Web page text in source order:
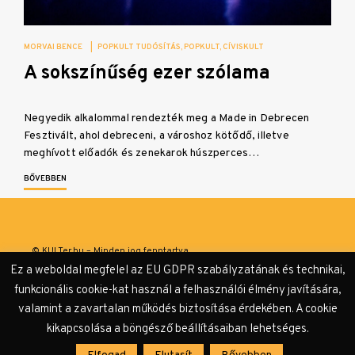
MORVAI BENCE POPKULT TUDÓSÍTÁS POPKULT CÍVISKULT
A sokszínűség ezer szólama
Negyedik alkalommal rendezték meg a Made in Debrecen
Fesztivált, ahol debreceni, a városhoz kötődő, illetve
meghívott előadók és zenekarok húszperces…
BŐVEBBEN
© KULTer.hu – Minden jog fenntartva
Adatvédelmi tájékoztató
Ez a weboldal megfelel az EU GDPR szabályzatának és technikai,
funkcionális cookie-kat használ a felhasználói élmény javítására,
valamint a zavartalan működés biztosítása érdekében. A cookie
kikapcsolása a böngésző beállításaiban lehetséges.